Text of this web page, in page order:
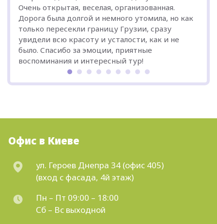
Очень открытая, веселая, организованная.
Дорога была долгой и немного утомила, но как
только пересекли границу Грузии, сразу
увидели всю красоту и усталости, как и не
было. Спасибо за эмоции, приятные
воспоминания и интересный тур!
Офис в Киеве
ул. Героев Днепра 34 (офис 405)
(вход с фасада, 4й этаж)
Пн – Пт 09:00 – 18:00
Сб – Вс выходной